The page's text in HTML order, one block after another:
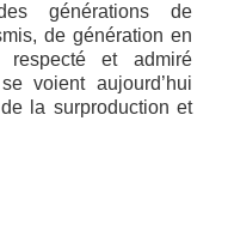
générations de
de génération en
respecté et admiré
voient aujourd’hui
la surproduction et